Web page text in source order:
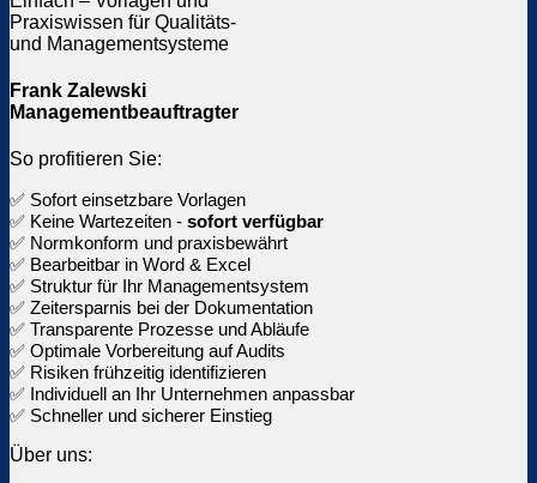
Frank Zalewski
Managementbeauftragter
So profitieren Sie:
✅ Sofort einsetzbare Vorlagen
✅ Keine Wartezeiten - sofort verfügbar
✅ Normkonform und praxisbewährt
✅ Bearbeitbar in Word & Excel
✅ Struktur für Ihr Managementsystem
✅ Zeitersparnis bei der Dokumentation
✅ Transparente Prozesse und Abläufe
✅ Optimale Vorbereitung auf Audits
✅ Risiken frühzeitig identifizieren
✅ Individuell an Ihr Unternehmen anpassbar
✅ Schneller und sicherer Einstieg
Über uns: